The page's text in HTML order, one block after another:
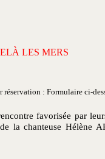
LES MERS
réservation : Formulaire ci-
favorisée par
la chanteuse Hélène